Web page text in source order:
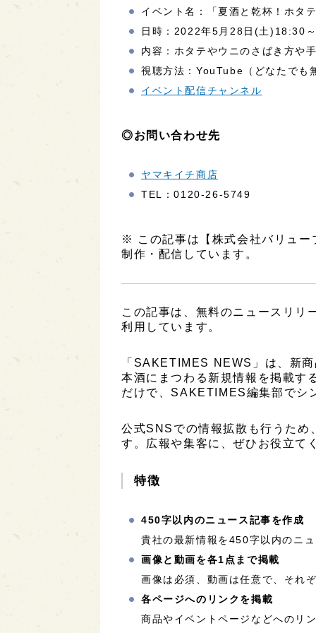
イベント名：「夏酒と乾杯！ホタ
日時：2022年5月28日(土)18:30
内容：ホタテやウニのさばき方や
視聴方法：YouTube（どなたでも
イベント配信チャンネル
◎お問い合わせ先
ヤマキイチ商店
TEL：0120-26-5749
※ この記事は【株式会社バリュー
制作・配信しています。
この記事は、無料のニュースリリ
利用しています。
「SAKETIMES NEWS」は、新
本酒にまつわる新規情報を掲載す
だけで、SAKETIMES編集部でシ
公式SNSでの情報拡散も行うため
す。広報や集客に、ぜひお役立て
特徴
450字以内のニュース記事を作成
貴社の最新情報を450字以内のニ
画像と動画を各1点まで掲載
画像は必須、動画は任意で、それ
各ページへのリンクを掲載
商品やイベントページなどへのリ